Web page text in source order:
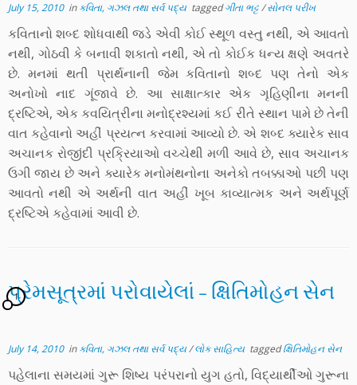
July 15, 2010inકવિતા, ગઝલ તથા સર્વ પદ્ય taggedગીતા ભટ્ટ/સોનલ પરીખ
કવિતાનો શબ્દ શોધવાથી જડે એવી કોઈ સ્થૂળ વસ્તુ નથી, એ આવતો
નથી, ગોઠવી કે બનાવી શકાતો નથી, એ તો કોઈક ધન્ય ક્ષણે અવતરે
છે. મનમાં થતી પ્રાર્થનાની જેમ કવિતાનો શબ્દ પણ તેનો એક
અનોખો નાદ ગૂંજાવે છે. આ સાક્ષાત્કાર એક ગૃહિણીના મનની
દ્રષ્ટિએ, એક કવયિત્રીના મનોદ્રશ્યમાં કઈ રીતે સ્થાન પામે છે તેની
વાત કહેવાનો અહીં પ્રયત્ન કરવામાં આવ્યો છે. એ શબ્દ ક્યારેક સાવ
અચાનક રોજીંદી પ્રક્રિયાઓ વચ્ચેથી મળી આવે છે, સાવ અચાનક
ઉગી જાય છે અને ક્યારેક મનોમંથનોના અનેકો તબક્કાઓ પછી પણ
આવતો નથી એ અર્થની વાત અહીં ખૂબ કાવ્યાત્મક અને અર્થપૂર્ણ
દ્રષ્ટિએ કહેવામાં આવી છે.
પ્રેમસૂત્રમાં પરોવાયેલાં – ક્ષિતિમોહન સેન
1
July 14, 2010inકવિતા, ગઝલ તથા સર્વ પદ્ય/લોક સાહિત્ય taggedક્ષિતિમોહન સેન
પહેલાના સમયમાં ગુરૂ શિષ્ય પરંપરાનો યુગ હતો, વિદ્યાર્થીઓ ગુરૂના